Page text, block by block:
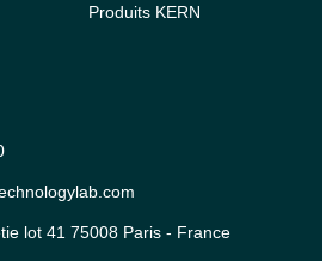
Produits KERN
lot 41 75008 Paris - France